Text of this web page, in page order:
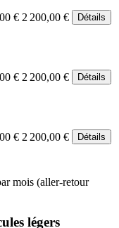
€ 2 200,00 € Détails
€ 2 200,00 € Détails
€ 2 200,00 € Détails
mois (aller-retour
légers